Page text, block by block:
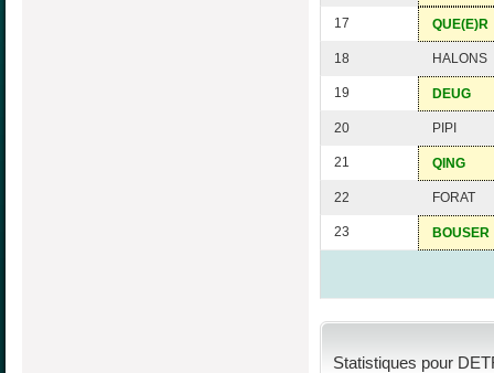
17 QUE(E)R
18 HALONS
19 DEUG
20 PIPI
21 QING
22 FORAT
23 BOUSER
Statistiques pour